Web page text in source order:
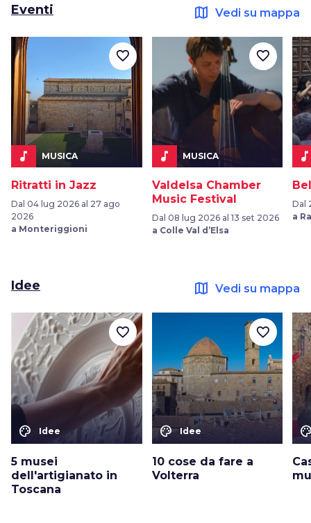
Eventi map Vedi su mappa
music_note MUSICA
Ritratti in Jazz
Dal 04 lug 2026 al 27 ago
2026
a Monteriggioni
favorite_border
music_note MUSICA
Valdelsa Chamber
Music Festival
Dal 08 lug 2026 al 13 set 2026
a Colle Val d’Elsa
favorite_border
Dal
a
Idee map Vedi su mappa
color_lens Idee
5 musei
dell'artigianato in
Toscana
favorite_border
color_lens Idee
10 cose da fare a
Volterra
favorite_border